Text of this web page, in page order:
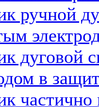
ручной
дуговой
в
частично